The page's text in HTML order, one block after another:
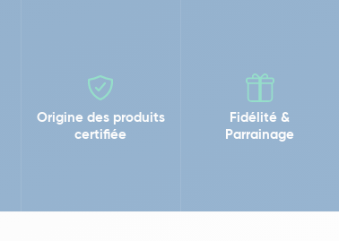
Origine des produits
certifiée
Fidélité &
Parrainage